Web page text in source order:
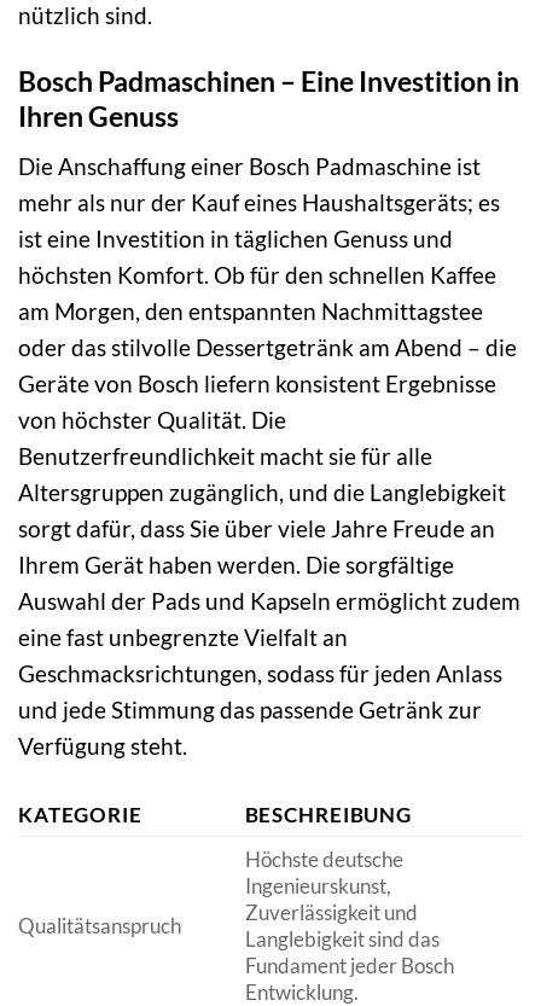
nützlich sind.
Bosch Padmaschinen – Eine Investition in
Ihren Genuss
Die Anschaffung einer Bosch Padmaschine ist
mehr als nur der Kauf eines Haushaltsgeräts; es
ist eine Investition in täglichen Genuss und
höchsten Komfort. Ob für den schnellen Kaffee
am Morgen, den entspannten Nachmittagstee
oder das stilvolle Dessertgetränk am Abend – die
Geräte von Bosch liefern konsistent Ergebnisse
von höchster Qualität. Die
Benutzerfreundlichkeit macht sie für alle
Altersgruppen zugänglich, und die Langlebigkeit
sorgt dafür, dass Sie über viele Jahre Freude an
Ihrem Gerät haben werden. Die sorgfältige
Auswahl der Pads und Kapseln ermöglicht zudem
eine fast unbegrenzte Vielfalt an
Geschmacksrichtungen, sodass für jeden Anlass
und jede Stimmung das passende Getränk zur
Verfügung steht.
KATEGORIE BESCHREIBUNG
Qualitätsanspruch
Höchste deutsche
Ingenieurskunst,
Zuverlässigkeit und
Langlebigkeit sind das
Fundament jeder Bosch
Entwicklung.